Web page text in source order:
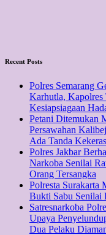
Recent Posts
Polres Semarang
Karhutla, Kapolres
Kesiapsiagaan
Petani Ditemukan
Persawahan
Ada Tanda
Polres Jakbar
Narkoba Senilai
Orang Tersangka
Polresta Surakarta
Bukti Sabu Senilai
Satresnarkoba
Upaya
Dua Pelaku